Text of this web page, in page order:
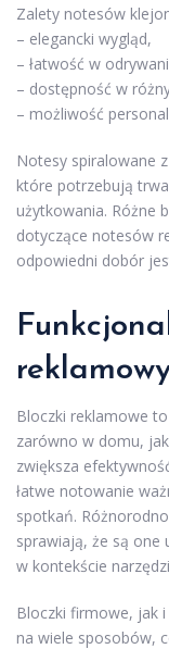
Zalety notesów
– elegancki wygląd,
– łatwość w
– dostępność w
– możliwość
Notesy spiralowane
które potrzebują
użytkowania. Różne
dotyczące notesów
odpowiedni dobór
Bloczki reklamowe
zarówno w domu,
zwiększa
łatwe notowanie
spotkań.
sprawiają, że są one
w kontekście
Bloczki firmowe, jak
na wiele sposobów,